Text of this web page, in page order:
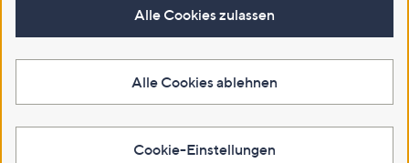
Alle Cookies zulassen
Alle Cookies ablehnen
Cookie-Einstellungen